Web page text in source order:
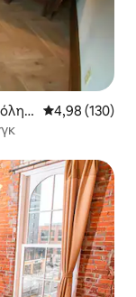
I
Μέση
4,98 (130)